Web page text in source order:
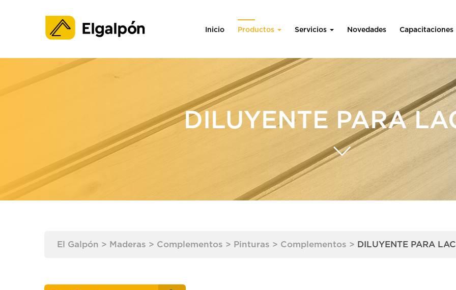
Inicio Productos Servicios Novedades Capacitaciones
DILUYENTE PARA
El Galpón > Maderas > Complementos > Pinturas > Complementos > DILUYENTE PARA